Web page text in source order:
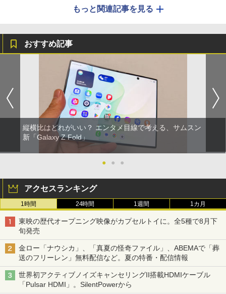
もっと関連記事を見る
おすすめ記事
縦横比はどれがいい？ エンタメ目線で考える、サムスン
新「Galaxy Z Fold」
● ● ●
アクセスランキング
1時間 24時間 1週間 1カ月
東映の歴代オープニング映像がカプセルトイに。全5種で8月下
旬発売
金ロー「ナウシカ」、「真夏の怪奇ファイル」、ABEMAで「葬
送のフリーレン」無料配信など。夏の特番・配信情報
世界初アクティブノイズキャンセリングII搭載HDMIケーブル
「Pulsar HDMI」。SilentPowerから